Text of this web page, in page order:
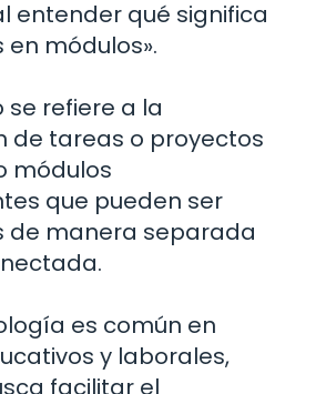
entender qué significa
módulos».
se refiere a la
de tareas o proyectos
módulos
que pueden ser
de manera separada
es común en
y laborales,
facilitar el